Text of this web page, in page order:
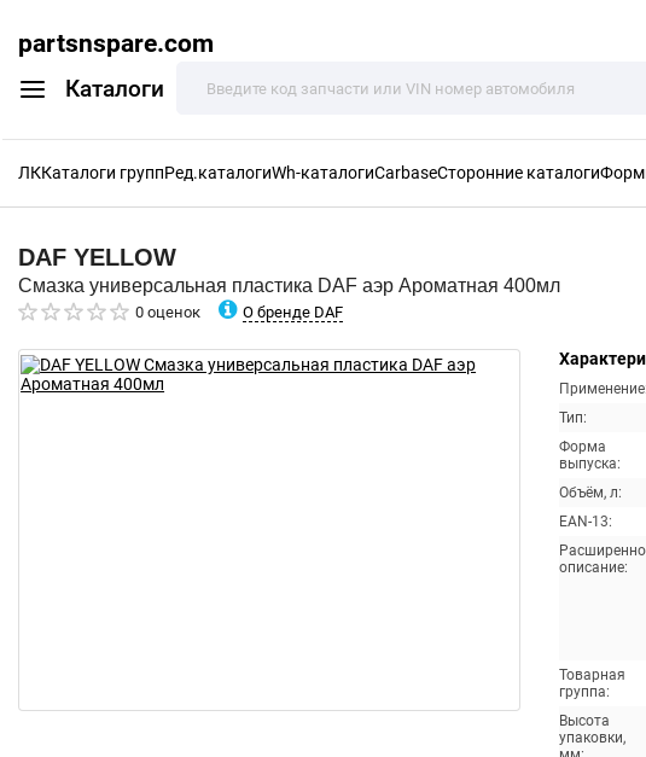
partsnspare.com
Каталоги
ЛККаталоги группРед.каталогиWh-каталогиCarbaseСторонние каталоги
DAF YELLOW
Смазка универсальная пластика DAF аэр Ароматная 400мл
0 оценок О бренде DAF
Применение:
Тип:
Форма
выпуска:
Объём, л:
EAN-13:
описание:
Товарная
группа:
Высота
упаковки,